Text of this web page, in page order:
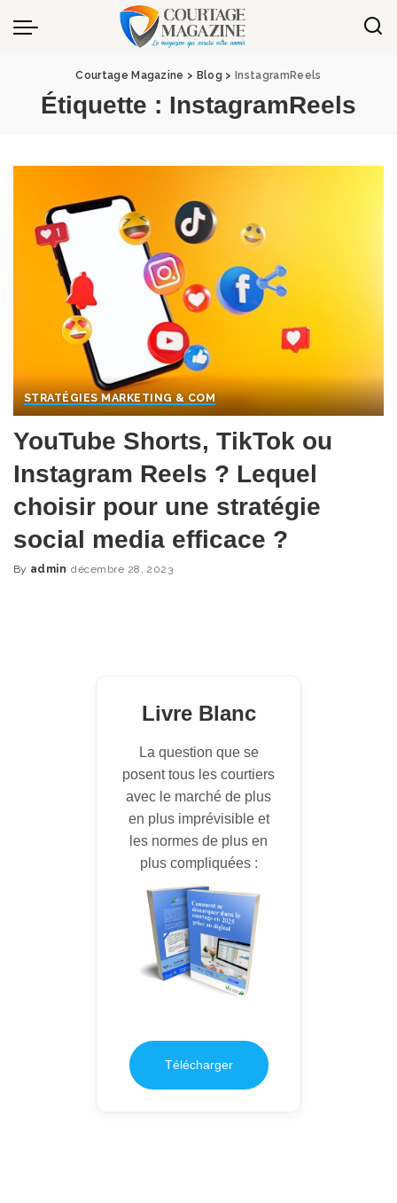
Panneau de gestion des cookies
Courtage Magazine > Blog > InstagramReels
Étiquette : InstagramReels
STRATÉGIES MARKETING & COM
YouTube Shorts, TikTok ou
Instagram Reels ? Lequel
choisir pour une stratégie
social media efficace ?
Posted
By admin décembre 28, 2023
Livre Blanc
La question que se
posent tous les courtiers
avec le marché de plus
en plus imprévisible et
les normes de plus en
plus compliquées :
Télécharger